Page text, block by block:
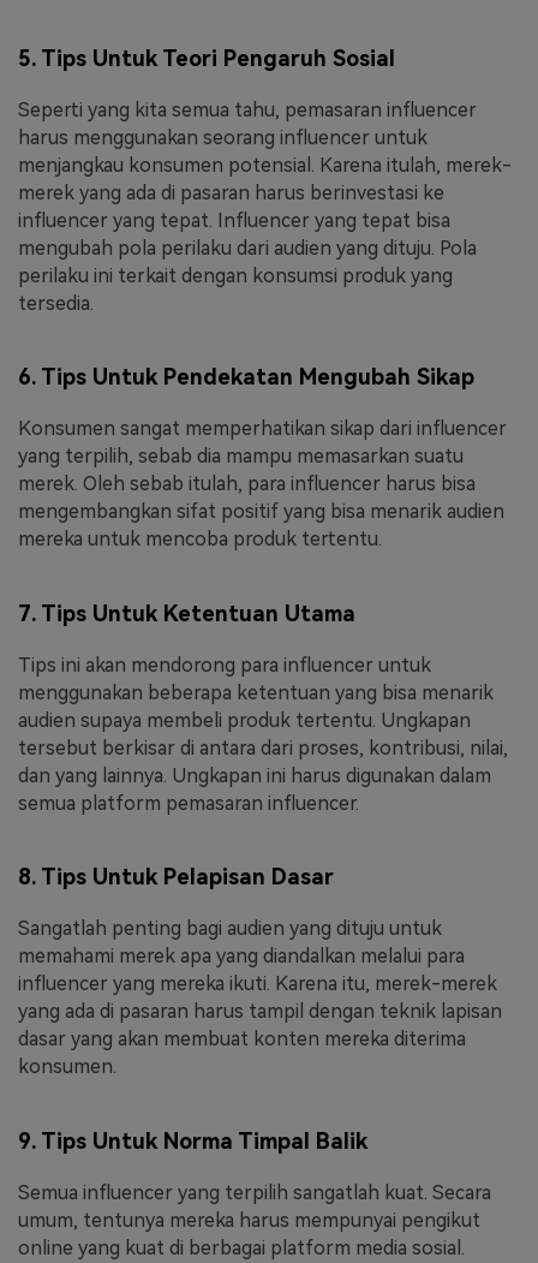
5. Tips Untuk Teori Pengaruh Sosial
Seperti yang kita semua tahu, pemasaran influencer
harus menggunakan seorang influencer untuk
menjangkau konsumen potensial. Karena itulah, merek-
merek yang ada di pasaran harus berinvestasi ke
influencer yang tepat. Influencer yang tepat bisa
mengubah pola perilaku dari audien yang dituju. Pola
perilaku ini terkait dengan konsumsi produk yang
tersedia.
6. Tips Untuk Pendekatan Mengubah Sikap
Konsumen sangat memperhatikan sikap dari influencer
yang terpilih, sebab dia mampu memasarkan suatu
merek. Oleh sebab itulah, para influencer harus bisa
mengembangkan sifat positif yang bisa menarik audien
mereka untuk mencoba produk tertentu.
7. Tips Untuk Ketentuan Utama
Tips ini akan mendorong para influencer untuk
menggunakan beberapa ketentuan yang bisa menarik
audien supaya membeli produk tertentu. Ungkapan
tersebut berkisar di antara dari proses, kontribusi, nilai,
dan yang lainnya. Ungkapan ini harus digunakan dalam
semua platform pemasaran influencer.
8. Tips Untuk Pelapisan Dasar
Sangatlah penting bagi audien yang dituju untuk
memahami merek apa yang diandalkan melalui para
influencer yang mereka ikuti. Karena itu, merek-merek
yang ada di pasaran harus tampil dengan teknik lapisan
dasar yang akan membuat konten mereka diterima
konsumen.
9. Tips Untuk Norma Timpal Balik
Semua influencer yang terpilih sangatlah kuat. Secara
umum, tentunya mereka harus mempunyai pengikut
online yang kuat di berbagai platform media sosial.